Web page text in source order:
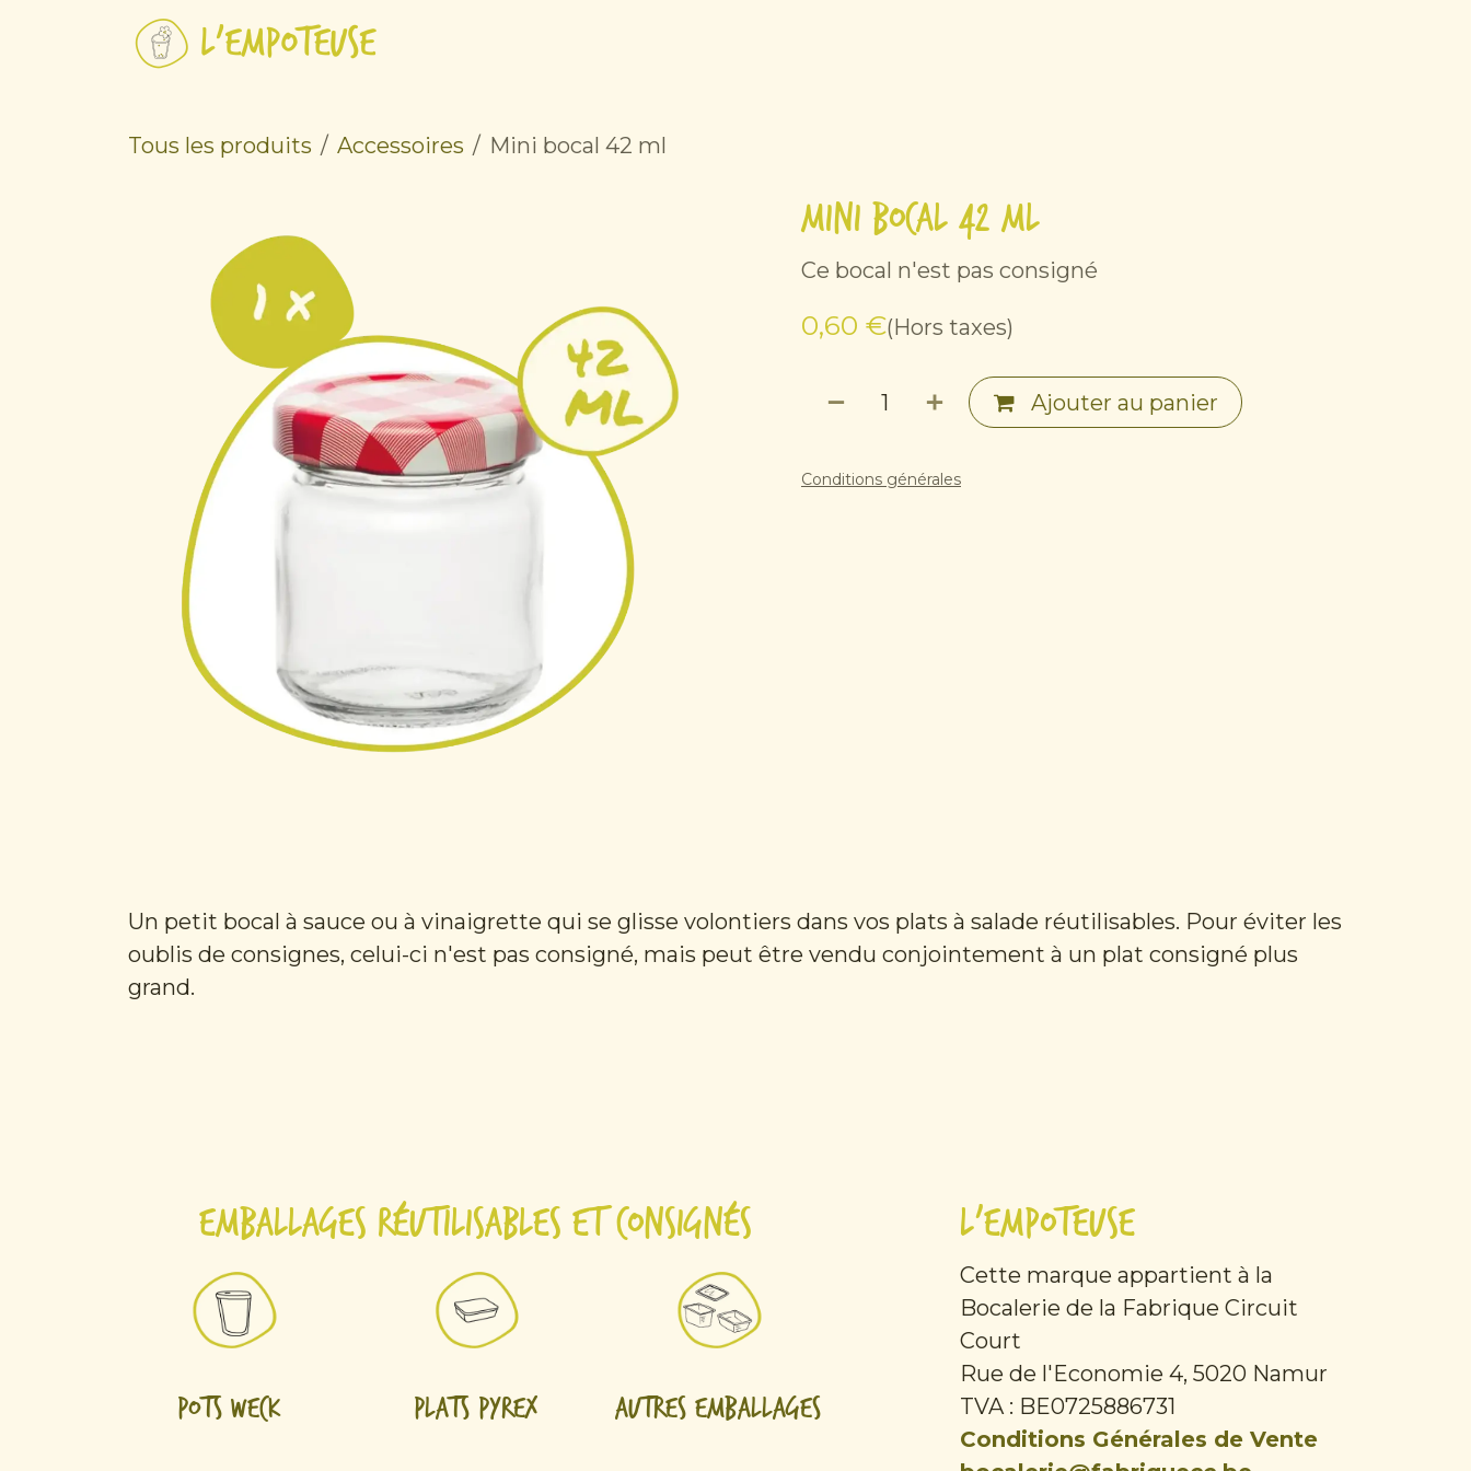
Se rendre au contenu
Tous les produits Accessoires Mini bocal 42 ml
Mini bocal 42 ml
Ce bocal n'est pas consigné
0,60 €(Hors taxes)
Ajouter au panier
Conditions générales
Un petit bocal à sauce ou à vinaigrette qui se glisse volontiers dans vos plats à salade réutilisables. Pour éviter les
oublis de consignes, celui-ci n'est pas consigné, mais peut être vendu conjointement à un plat consigné plus
grand.
Emballages réutilisables et consignés
Pots Weck Plats Pyrex Autres emballages
L'Empoteuse
Cette marque appartient à la
Bocalerie de la Fabrique Circuit
Court
Rue de l'Economie 4, 5020 Namur
TVA : BE0725886731
Conditions Générales de Vente